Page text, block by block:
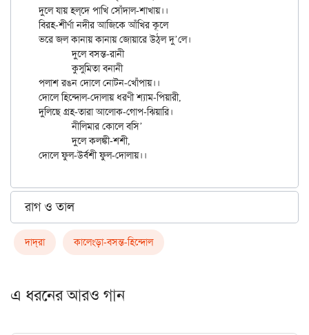
দুলে যায় হল্‌দে পাখি সোঁদাল-শাখায়।।
বিরহ-শীর্ণা নদীর আজিকে আঁখির কূলে
ভরে জল কানায় কানায় জোয়ারে উঠ্‌ল দু’লে।
	দুলে বসন্ত-রানী
	কুসুমিতা বনানী
পলাশ রঙন দোলে নোটন-খোঁপায়।।
দোলে হিন্দোল-দোলায় ধরণী শ্যাম-পিয়ারী,
দুলিছে গ্রহ-তারা আলোক-গোপ-ঝিয়ারি।
	নীলিমার কোলে বসি’
	দুলে কলঙ্কী-শশী,
রাগ ও তাল
দাদ্‌রা কালেংড়া-বসন্ত-হিন্দোল
এ ধরনের আরও গান